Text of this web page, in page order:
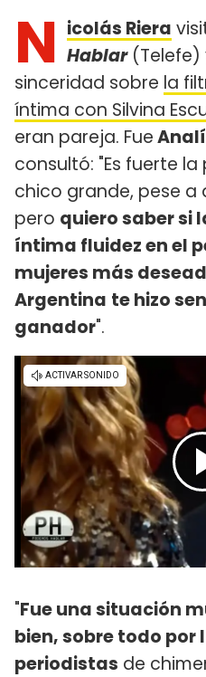
N icolás Riera
Hablar(Telefe)
sinceridad sobre la
íntima con Silvina
eran pareja. Fue
consultó: "Es fuerte
chico grande, pese a
pero quiero saber si
íntima fluidez en el
mujeres más
Argentina te hizo
ganador".
"Fue una situación
bien, sobre todo por
periodistas de